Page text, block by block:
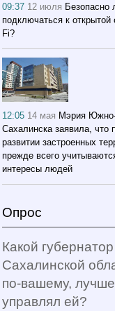
09:37 12 июля Безопасно
подключаться к открытой
Fi?
12:05 14 мая Мэрия
Сахалинска заявила, что
развитии застроенных
прежде всего
интересы людей
Опрос
Какой губернатор
Сахалинской
по-вашему, лучше
управлял ей?